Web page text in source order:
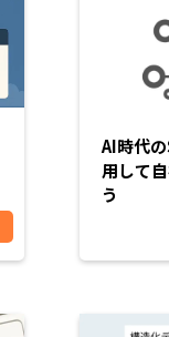
AI時代
用して
う